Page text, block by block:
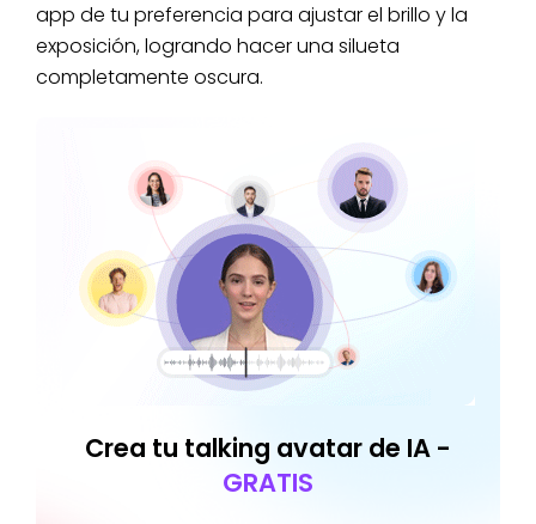
app de tu preferencia para ajustar el brillo y la
exposición, logrando hacer una silueta
completamente oscura.
Crea tu talking avatar de IA -
GRATIS